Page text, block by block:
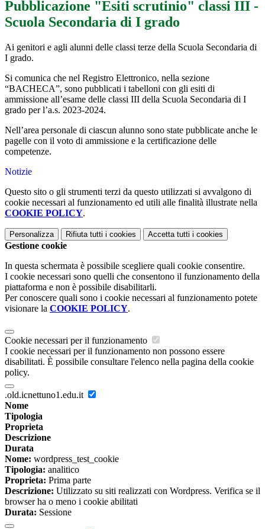
Pubblicazione "Esiti scrutinio" classi III -
Scuola Secondaria di I grado
Ai genitori e agli alunni delle classi terze della Scuola Secondaria di
I grado.
Si comunica che nel Registro Elettronico, nella sezione
“BACHECA”, sono pubblicati i tabelloni con gli esiti di
ammissione all’esame delle classi III della Scuola Secondaria di I
grado per l’a.s. 2023-2024.
Nell’area personale di ciascun alunno sono state pubblicate anche le
pagelle con il voto di ammissione e la certificazione delle
competenze.
Notizie
Questo sito o gli strumenti terzi da questo utilizzati si avvalgono di
cookie necessari al funzionamento ed utili alle finalità illustrate nella
COOKIE POLICY.
Personalizza Rifiuta tutti i cookies Accetta tutti i cookies
Gestione cookie
In questa schermata è possibile scegliere quali cookie consentire.
I cookie necessari sono quelli che consentono il funzionamento della
piattaforma e non è possibile disabilitarli.
Per conoscere quali sono i cookie necessari al funzionamento potete
visionare la COOKIE POLICY.
Cookie necessari per il funzionamento
I cookie necessari per il funzionamento non possono essere
disabilitati. È possibile consultare l'elenco nella pagina della cookie
policy.
.old.icnettuno1.edu.it
Nome
Tipologia
Proprieta
Descrizione
Durata
Nome: wordpress_test_cookie
Tipologia: analitico
Proprieta: Prima parte
Descrizione: Utilizzato su siti realizzati con Wordpress. Verifica se il
browser ha o meno i cookie abilitati
Durata: Sessione